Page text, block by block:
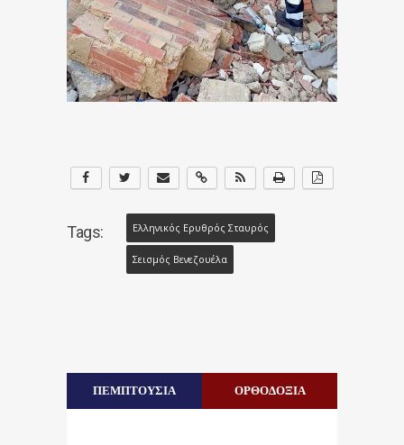
Tags: Ελληνικός Ερυθρός Σταυρός
Σεισμός Βενεζουέλα
ΠΕΜΠΤΟΥΣΙΑ ΟΡΘΟΔΟΞΙΑ